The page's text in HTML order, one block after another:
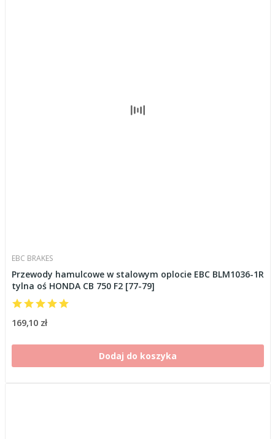
EBC BRAKES
Przewody hamulcowe w stalowym oplocie EBC BLM1036-1R
tylna oś HONDA CB 750 F2 [77-79]
169,10 zł
Dodaj do koszyka